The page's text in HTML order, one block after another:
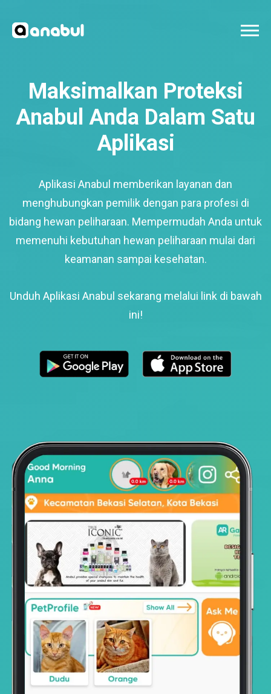
Maksimalkan Proteksi
Anabul Anda Dalam Satu
Aplikasi
Aplikasi Anabul memberikan layanan dan
menghubungkan pemilik dengan para profesi di
bidang hewan peliharaan. Mempermudah Anda untuk
memenuhi kebutuhan hewan peliharaan mulai dari
keamanan sampai kesehatan.
Unduh Aplikasi Anabul sekarang melalui link di bawah
ini!